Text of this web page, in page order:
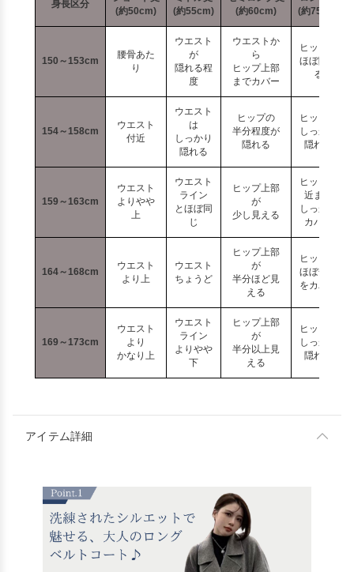
身長区分
(約50cm)
(約55cm)
(約60cm)
(約75cm)
150～153cm
腰骨あた
り
ウエスト
が
隠れる程
度
ウエストか
ら
ヒップ上部
までカバー
ヒップが
ほぼ隠れ
る
154～158cm
ウエスト
付近
ウエスト
は
しっかり
隠れる
ヒップの
半分程度が
隠れる
ヒップが
しっかり
隠れる
159～163cm
ウエスト
よりやや
上
ウエスト
ライン
とほぼ同
じ
ヒップ上部
が
少し見える
ヒップ付
近まで
しっかり
カバー
164～168cm
ウエスト
より上
ウエスト
ちょうど
ヒップ上部
が
半分ほど見
える
ヒップの
ほぼ全体
をカバー
169～173cm
ウエスト
より
かなり上
ウエスト
ライン
よりやや
下
ヒップ上部
が
半分以上見
える
ヒップは
しっかり
隠れる
アイテム詳細